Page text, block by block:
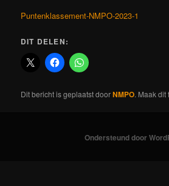
Puntenklassement-NMPO-2023-1
DIT DELEN:
Dit bericht is geplaatst doorNMPO. Maak
Ondersteund door